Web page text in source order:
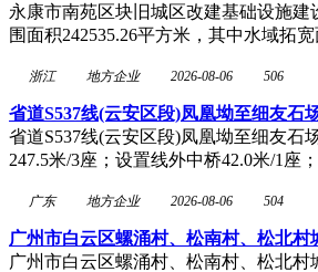
永康市南苑区块旧城区改建基础设施
围面积242535.26平方米，其中水域拓
浙江 地方企业 2026-08-06 506
省道S537线(云安区段)凤凰坳至细友石
省道S537线(云安区段)凤凰坳至细友石
247.5米/3座；设置线外中桥42.0米/1座
广东 地方企业 2026-08-06 504
广州市白云区螺涌村、松南村、松北
广州市白云区螺涌村、松南村、松北